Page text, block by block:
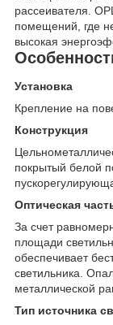
рассеивателя.
помещений, где
высокая
Установка
Крепление на
Конструкция
покрытый белой
Оптическая
За счет
площади
обеспечивает
светильника.
металлической
Тип источника